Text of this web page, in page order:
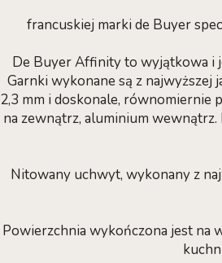
francuskiej marki de Buyer
De Buyer Affinity to wyjątkowa i
Garnki wykonane są z najwyższej
2,3 mm i doskonale, równomiernie
na zewnątrz, aluminium
Nitowany uchwyt, wykonany z
Powierzchnia wykończona jest na